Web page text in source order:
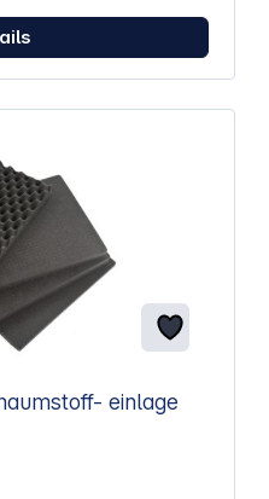
Heizkörpern
Spiegel mit
nützlich
kompaktes Design in
eleganten
stets dezent, dabei
Eine Wahl, die Klasse
nie aus der Mode
einlage